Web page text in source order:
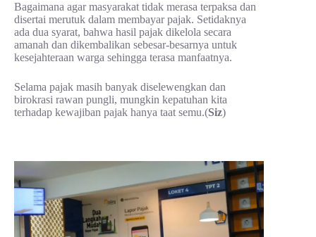
Bagaimana agar masyarakat tidak merasa terpaksa dan
disertai merutuk dalam membayar pajak. Setidaknya
ada dua syarat, bahwa hasil pajak dikelola secara
amanah dan dikembalikan sebesar-besarnya untuk
kesejahteraan warga sehingga terasa manfaatnya.
Selama pajak masih banyak diselewengkan dan
birokrasi rawan pungli, mungkin kepatuhan kita
terhadap kewajiban pajak hanya taat semu.(Siz)